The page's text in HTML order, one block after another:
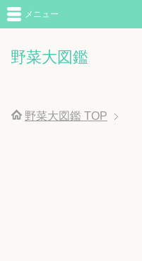
野菜大図鑑
メニュー
野菜大図鑑 TOP